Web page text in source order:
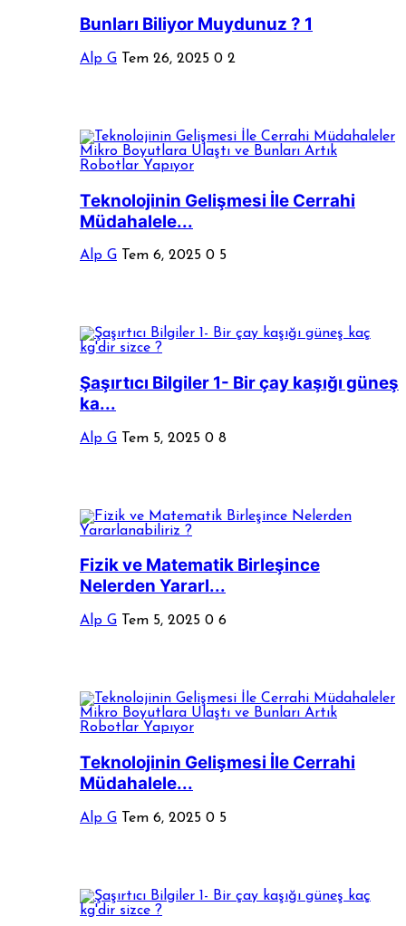
Bunları Biliyor Muydunuz ? 1
Alp G Tem 26, 2025 0 2
Teknolojinin Gelişmesi İle Cerrahi
Müdahalele...
Alp G Tem 6, 2025 0 5
Şaşırtıcı Bilgiler 1- Bir çay kaşığı güneş
ka...
Alp G Tem 5, 2025 0 8
Fizik ve Matematik Birleşince
Nelerden Yararl...
Alp G Tem 5, 2025 0 6
Teknolojinin Gelişmesi İle Cerrahi
Müdahalele...
Alp G Tem 6, 2025 0 5